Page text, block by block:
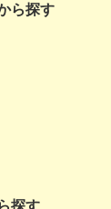
ら探す
探す